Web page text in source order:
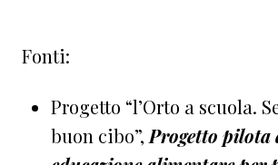
Fonti:
Progetto “l’Orto a scuola.
buon cibo”, Progetto pilota